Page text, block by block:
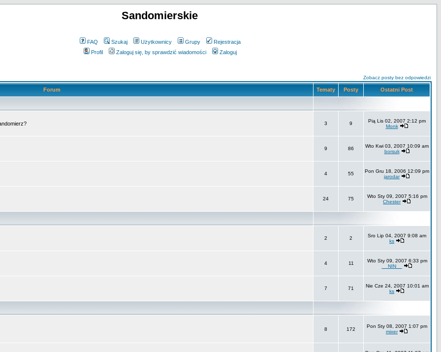
Sandomierskie
FAQ Szukaj Użytkownicy Grupy
Rejestracja
Profil
Zaloguj się, by sprawdzić wiadomości Zaloguj
Zobacz posty bez odpowiedzi
Forum Tematy Posty Ostatni Post
3 9
Pią Lis 02, 2007 2:12 pm
Monk
9 86
Wto Kwi 03, 2007 10:09 am
borsuk
4 55
Pon Gru 18, 2006 12:09 pm
jarodar
24 75
Wto Sty 09, 2007 5:16 pm
Chester
2 2
Sro Lip 04, 2007 9:08 am
ks
4 11
Wto Sty 09, 2007 6:33 pm
__NIN__
7 71
Nie Cze 24, 2007 10:01 am
ks
8 172
Pon Sty 08, 2007 1:07 pm
mixer